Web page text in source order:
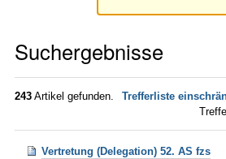
Suchergebnisse
243 Artikel gefunden.
Trefferliste
Vertretung (Delegation) 52. AS fzs